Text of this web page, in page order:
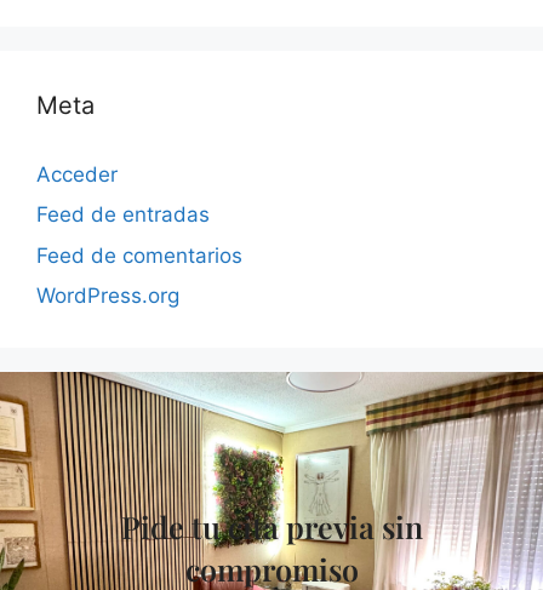
Meta
Acceder
Feed de entradas
Feed de comentarios
WordPress.org
Pide tu cita previa sin
compromiso